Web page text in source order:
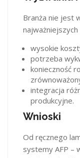
Branża nie jest
najważniejszych
wysokie
potrzeba
konieczność
integracja
produkcyjne.
Wnioski
Od ręcznego
systemy AFP –